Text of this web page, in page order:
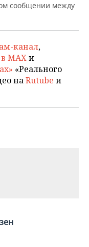
сообщении между
канал,
MAXи
«Реального
наRutube и